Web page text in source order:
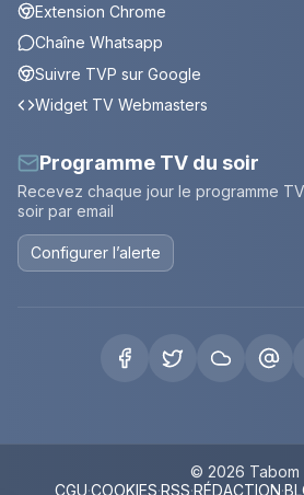
Extension Chrome
Chaîne Whatsapp
Suivre TVP sur Google
Widget TV Webmasters
Programme TV du soir
Recevez chaque jour le programme
soir par email
Configurer l’alerte
© 2026 Tabom
CGU·COOKIES·RSS·RÉDACTION·